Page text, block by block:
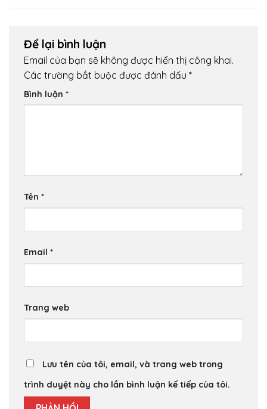
Để lại bình luận
Email của bạn sẽ không được hiển thị công khai.
Các trường bắt buộc được đánh dấu *
Bình luận *
Tên *
Email *
Trang web
Lưu tên của tôi, email, và trang web trong
trình duyệt này cho lần bình luận kế tiếp của tôi.